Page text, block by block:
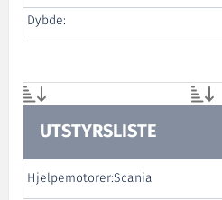
Dybde:
UTSTYRSLISTE
Hjelpemotorer:Scania